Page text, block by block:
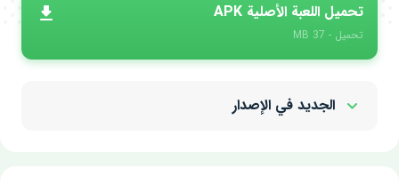
تحميل اللعبة الأصلية APK
تحميل - 37 MB
الجديد في الإصدار